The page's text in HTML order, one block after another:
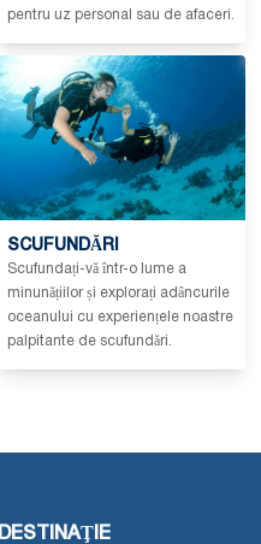
pentru uz personal sau de afaceri.
SCUFUNDĂRI
Scufundați-vă într-o lume a
minunățiilor și explorați adâncurile
oceanului cu experiențele noastre
palpitante de scufundări.
DESTINAŢIE